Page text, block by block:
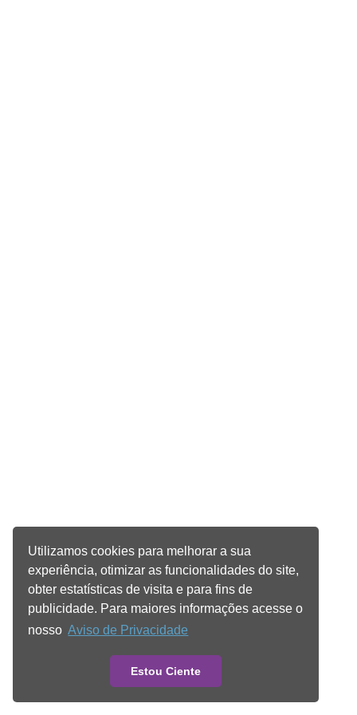
Utilizamos cookies para melhorar a sua
experiência, otimizar as funcionalidades do site,
obter estatísticas de visita e para fins de
publicidade. Para maiores informações acesse o
nosso Aviso de Privacidade
Estou Ciente